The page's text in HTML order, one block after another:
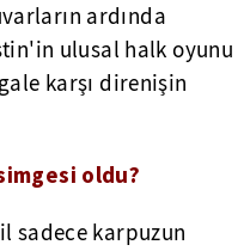
ardında
ulusal halk oyunu
karşı direnişin
oldu?
sadece karpuzun